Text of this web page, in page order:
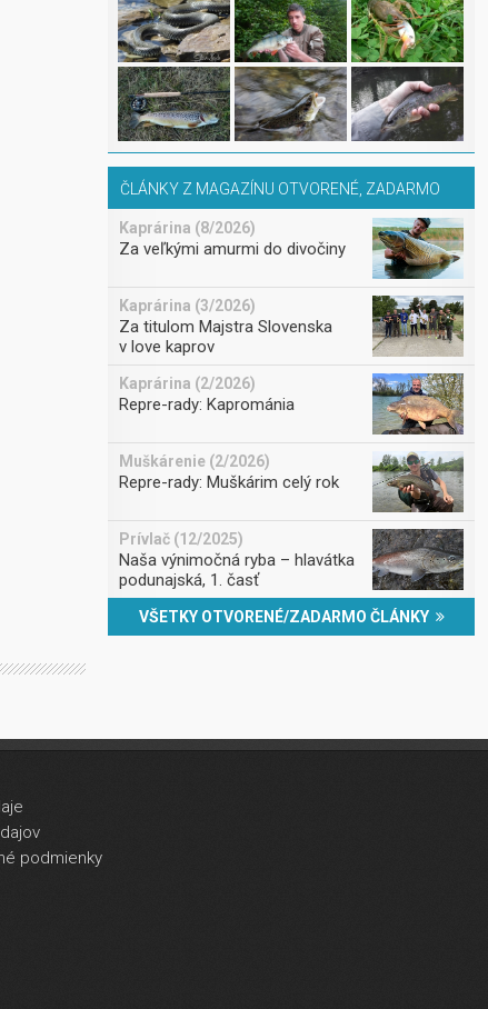
ČLÁNKY Z MAGAZÍNU OTVORENÉ, ZADARMO
Kaprárina (8/2026)
Za veľkými amurmi do divočiny
Kaprárina (3/2026)
Za titulom Majstra Slovenska
v love kaprov
Kaprárina (2/2026)
Repre-rady: Kaprománia
Muškárenie (2/2026)
Repre-rady: Muškárim celý rok
Prívlač (12/2025)
Naša výnimočná ryba – hlavátka
podunajská, 1. časť
VŠETKY OTVORENÉ/ZADARMO ČLÁNKY
podmienky